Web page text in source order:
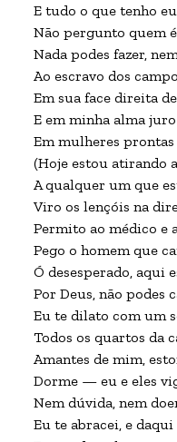
E tudo o que tenho
Não pergunto quem
Nada podes fazer,
Ao escravo dos
Em sua face direita
E em minha alma
Em mulheres prontas
(Hoje estou atirando
A qualquer um que
Viro os lençóis na
Permito ao médico e
Pego o homem que
Ó desesperado, aqui
Por Deus, não podes
Eu te dilato com um
Todos os quartos da
Amantes de mim,
Dorme — eu e eles
Nem dúvida, nem
Eu te abracei, e